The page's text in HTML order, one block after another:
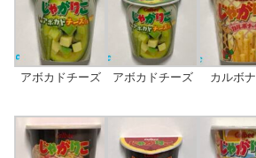
アボカドチーズ アボカドチーズ カルボ